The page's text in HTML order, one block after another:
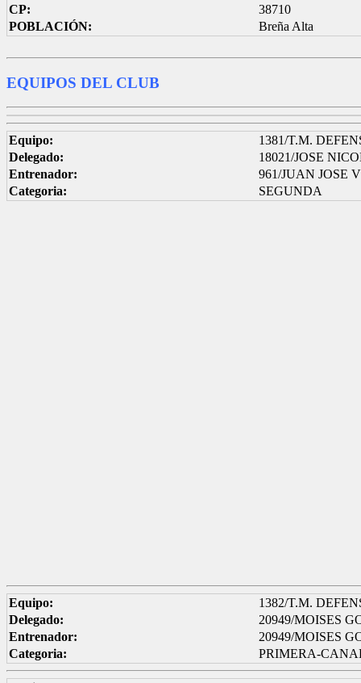
CP:
38710
POBLACIÓN:
Breña Alta
EQUIPOS DEL CLUB
Equipo:
1381/T.M.
Delegado:
18021/JOSE
Entrenador:
961/JUAN JOSE
Categoria:
SEGUNDA
Equipo:
1382/T.M.
Delegado:
20949/MOISES
Entrenador:
20949/MOISES
Categoria:
PRIMERA-